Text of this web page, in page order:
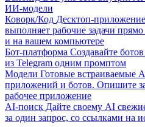
ИИ-модели
Коворк/Код Десктоп-
выполняет рабочие задачи
и на вашем компьютере
Бот-платформа Создавайте
из Telegram одним промптом
Модели Готовые встраиваемые
приложений и ботов. Опишите
рабочее приложение
AI-поиск Дайте своему AI
за один запрос, со ссылками на